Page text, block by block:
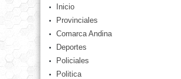
Inicio
Provinciales
Comarca Andina
Deportes
Policiales
Politica